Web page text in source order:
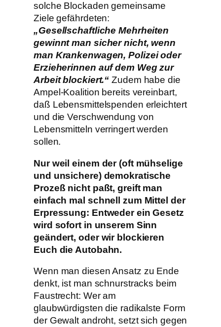
solche Blockaden gemeinsame
Ziele gefährdeten:
„Gesellschaftliche Mehrheiten
gewinnt man sicher nicht, wenn
man Krankenwagen, Polizei oder
Erzieherinnen auf dem Weg zur
Arbeit blockiert.“ Zudem habe die
Ampel-Koalition bereits vereinbart,
daß Lebensmittelspenden erleichtert
und die Verschwendung von
Lebensmitteln verringert werden
sollen.
Nur weil einem der (oft mühselige
und unsichere) demokratische
Prozeß nicht paßt, greift man
einfach mal schnell zum Mittel der
Erpressung: Entweder ein Gesetz
wird sofort in unserem Sinn
geändert, oder wir blockieren
Euch die Autobahn.
Wenn man diesen Ansatz zu Ende
denkt, ist man schnurstracks beim
Faustrecht: Wer am
glaubwürdigsten die radikalste Form
der Gewalt androht, setzt sich gegen